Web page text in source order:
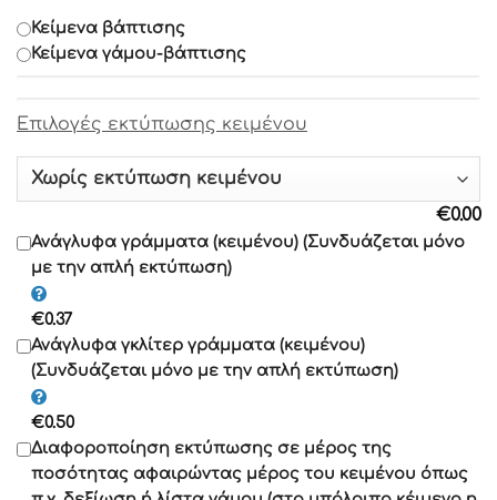
Γραμματοσειρά 7
Γραμματοσειρά 9
Γραμματοσειρά 10
Γραμματοσειρά 11
Γραμματοσειρά 12
Γραμματοσειρά 13
Γραμματοσειρά 14
Γραμματοσειρά 15
Γραμματοσειρά 16
Κείμενα βάπτισης
Κείμενα γάμου-βάπτισης
Eπιλογές εκτύπωσης κειμένου
€0.00
Ανάγλυφα γράμματα (κειμένου) (Συνδυάζεται μόνο
με την απλή εκτύπωση)
€0.37
Ανάγλυφα γκλίτερ γράμματα (κειμένου)
(Συνδυάζεται μόνο με την απλή εκτύπωση)
€0.50
Διαφοροποίηση εκτύπωσης σε μέρος της
ποσότητας αφαιρώντας μέρος του κειμένου όπως